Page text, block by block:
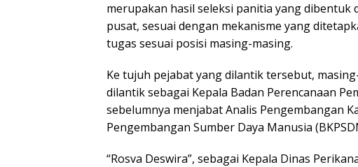
merupakan hasil seleksi panitia yang dibentuk
pusat, sesuai dengan mekanisme yang
tugas sesuai posisi masing-masing.
Ke tujuh pejabat yang dilantik tersebut,
dilantik sebagai Kepala Badan Perencanaan
sebelumnya menjabat Analis Pengembangan
Pengembangan Sumber Daya Manusia
“Rosva Deswira”, sebagai Kepala Dinas